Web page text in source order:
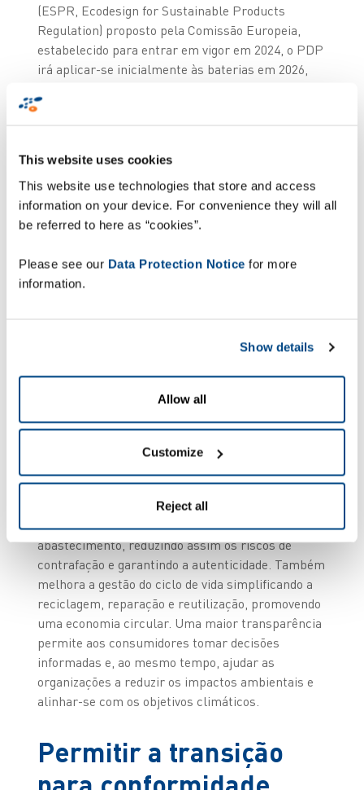
This website uses cookies
This website use technologies that store and access
information on your device. For convenience they will all
be referred to here as “cookies”.
Please see our Data Protection Notice for more
information.
Show details
Allow all
Customize
Reject all
(ESPR, Ecodesign for Sustainable Products
Regulation) proposto pela Comissão Europeia,
estabelecido para entrar em vigor em 2024, o PDP
irá aplicar-se inicialmente às baterias em 2026,
categorias. Até 2030, serão abrangidos cerca de 30
códigos QR ou etiquetas RFID para permitir a
reutilização, reparação, reciclagem e a
conformidade com regulamentos rigorosos.
As implicações para as
cadeias de
exigindo que as empresas cumpram novas
normas. Isto representa desafios e cria
oportunidades para os fabricantes, distribuidores
expectativas internacionais. A conformidade com o
PDP melhora a rastreabilidade ao fornecer
visibilidade de ponta a ponta da cadeia de
abastecimento, reduzindo assim os riscos de
contrafação e garantindo a autenticidade. Também
melhora a gestão do ciclo de vida simplificando a
reciclagem, reparação e reutilização, promovendo
uma economia circular. Uma maior transparência
permite aos consumidores tomar decisões
informadas e, ao mesmo tempo, ajudar as
organizações a reduzir os impactos ambientais e
alinhar-se com os objetivos climáticos.
Permitir a transição